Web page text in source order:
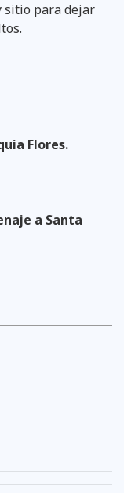
sitio para dejar
Flores.
a Santa